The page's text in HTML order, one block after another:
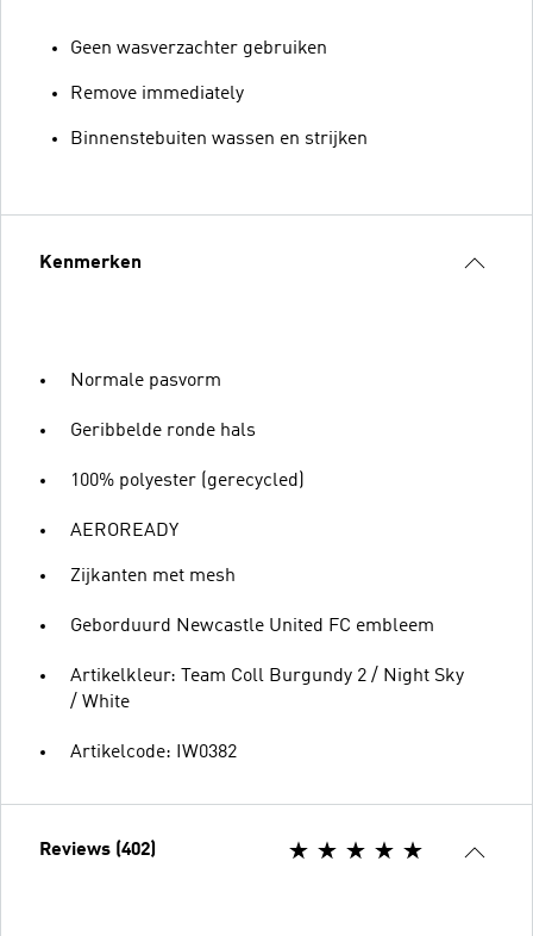
Geen wasverzachter gebruiken
Remove immediately
Binnenstebuiten wassen en strijken
Kenmerken
Normale pasvorm
Geribbelde ronde hals
100% polyester (gerecycled)
AEROREADY
Zijkanten met mesh
Geborduurd Newcastle United FC embleem
Artikelkleur: Team Coll Burgundy 2 / Night Sky
/ White
Artikelcode: IW0382
Reviews (402)